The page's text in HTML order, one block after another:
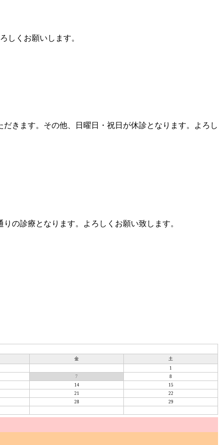
しくお願いします。
きます。その他、日曜日・祝日が休診となります。よろし
の診療となります。よろしくお願い致します。
金
土
1
7
8
14
15
21
22
28
29